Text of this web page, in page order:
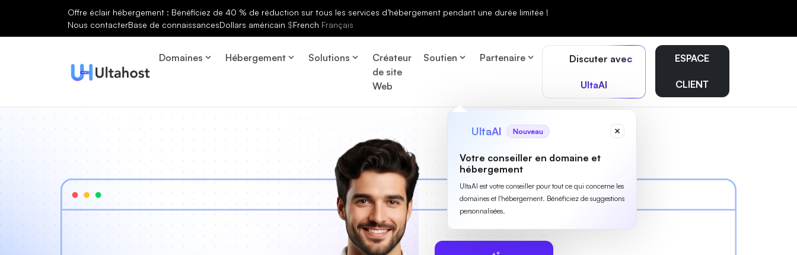
Offre éclair hébergement : Bénéficiez de 40 % de réduction sur tous les services d’hébergement pendant une durée limitée !
Nous contacterBase de connaissancesDollars américain $French Français
Domaines Hébergement Solutions
Créateur
de site
Web
Soutien Partenaire Discuter avec
UltaAI
UltaAI Nouveau
Votre conseiller en domaine et
hébergement
UltaAI est votre conseiller pour tout ce qui concerne les
domaines et l'hébergement. Bénéficiez de suggestions
personnalisées.
ESPACE
CLIENT